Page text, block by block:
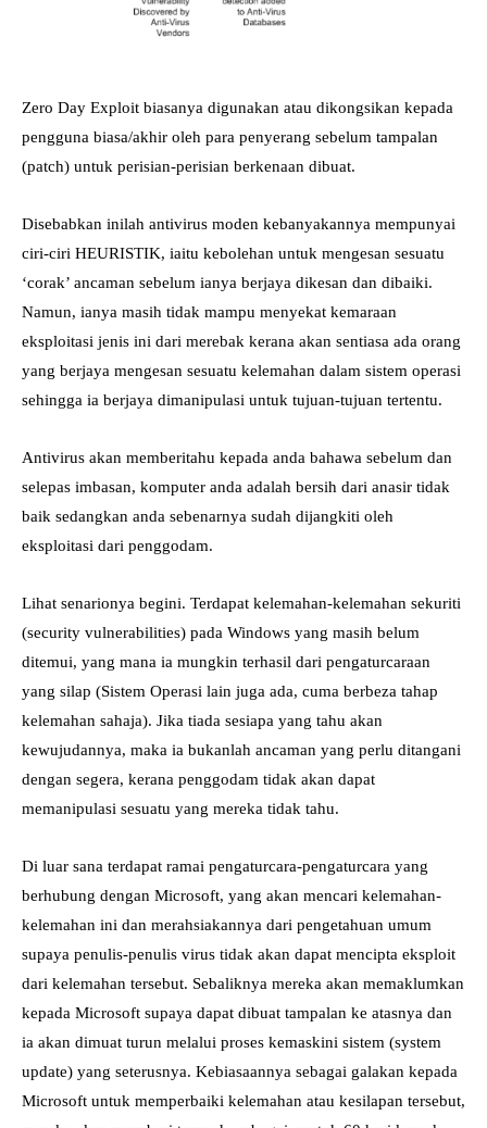
Zero Day Exploit biasanya digunakan atau dikongsikan kepada
pengguna biasa/akhir oleh para penyerang sebelum tampalan
(patch) untuk perisian-perisian berkenaan dibuat.
Disebabkan inilah antivirus moden kebanyakannya mempunyai
ciri-ciri HEURISTIK, iaitu kebolehan untuk mengesan sesuatu
‘corak’ ancaman sebelum ianya berjaya dikesan dan dibaiki.
Namun, ianya masih tidak mampu menyekat kemaraan
eksploitasi jenis ini dari merebak kerana akan sentiasa ada orang
yang berjaya mengesan sesuatu kelemahan dalam sistem operasi
sehingga ia berjaya dimanipulasi untuk tujuan-tujuan tertentu.
Antivirus akan memberitahu kepada anda bahawa sebelum dan
selepas imbasan, komputer anda adalah bersih dari anasir tidak
baik sedangkan anda sebenarnya sudah dijangkiti oleh
eksploitasi dari penggodam.
Lihat senarionya begini. Terdapat kelemahan-kelemahan sekuriti
(security vulnerabilities) pada Windows yang masih belum
ditemui, yang mana ia mungkin terhasil dari pengaturcaraan
yang silap (Sistem Operasi lain juga ada, cuma berbeza tahap
kelemahan sahaja). Jika tiada sesiapa yang tahu akan
kewujudannya, maka ia bukanlah ancaman yang perlu ditangani
dengan segera, kerana penggodam tidak akan dapat
memanipulasi sesuatu yang mereka tidak tahu.
Di luar sana terdapat ramai pengaturcara-pengaturcara yang
berhubung dengan Microsoft, yang akan mencari kelemahan-
kelemahan ini dan merahsiakannya dari pengetahuan umum
supaya penulis-penulis virus tidak akan dapat mencipta eksploit
dari kelemahan tersebut. Sebaliknya mereka akan memaklumkan
kepada Microsoft supaya dapat dibuat tampalan ke atasnya dan
ia akan dimuat turun melalui proses kemaskini sistem (system
update) yang seterusnya. Kebiasaannya sebagai galakan kepada
Microsoft untuk memperbaiki kelemahan atau kesilapan tersebut,